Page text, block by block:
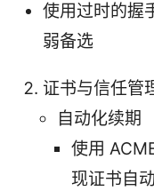
使用过时的握
弱备选
证书与信任管
自动化续期
使用
现证书自